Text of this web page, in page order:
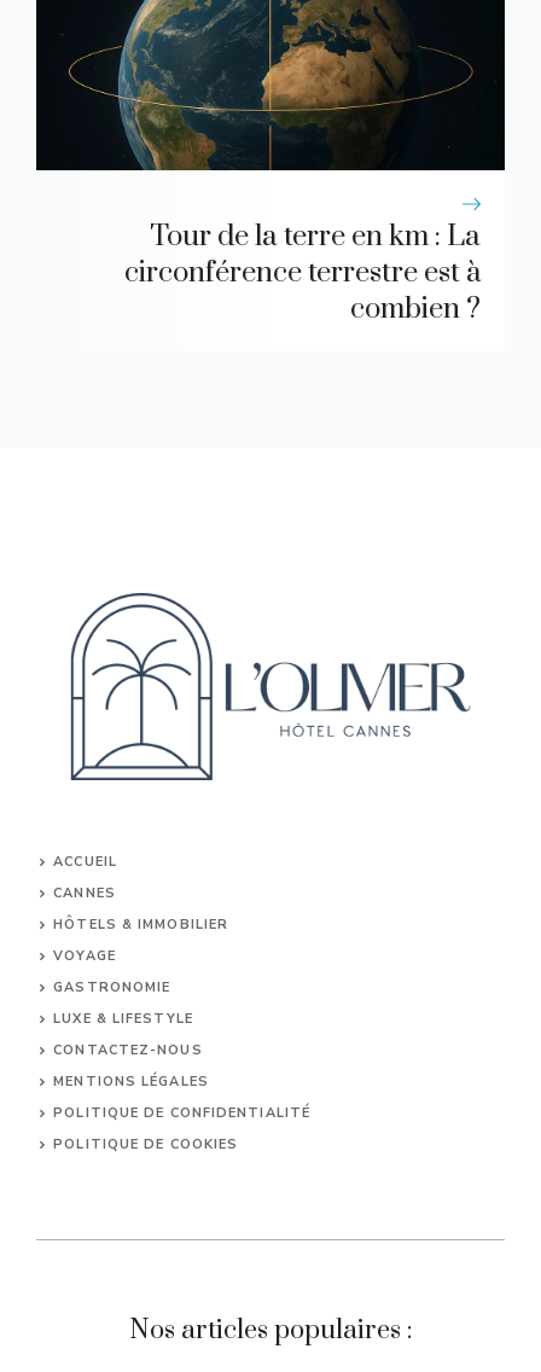
Tour de la terre en km : La
circonférence terrestre est à
combien ?
ACCUEIL
CANNES
HÔTELS & IMMOBILIER
VOYAGE
GASTRONOMIE
LUXE & LIFESTYLE
CONTACTEZ-NOUS
MENTIONS LÉGALES
POLITIQUE DE CONFIDENTIALITÉ
POLITIQUE DE COOKIES
Nos articles populaires :